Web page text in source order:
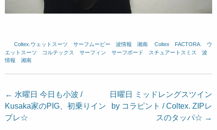
Coltex.ウェットスーツ サーフムービー 波情報 湘南 Coltex FACTORA.
ウ
エットスーツ
コルテックス サーフィン サーフボード スチュアートスミス
波
情報 湘南
投
稿
ナ
← 水曜日 今日も小波 /
Kusaka家のPIG、初乗りイン
プレ☆
日曜日 ミッドレングスツイン
by コラピント / Coltex. ZIPレ
スのタッパ☆ →